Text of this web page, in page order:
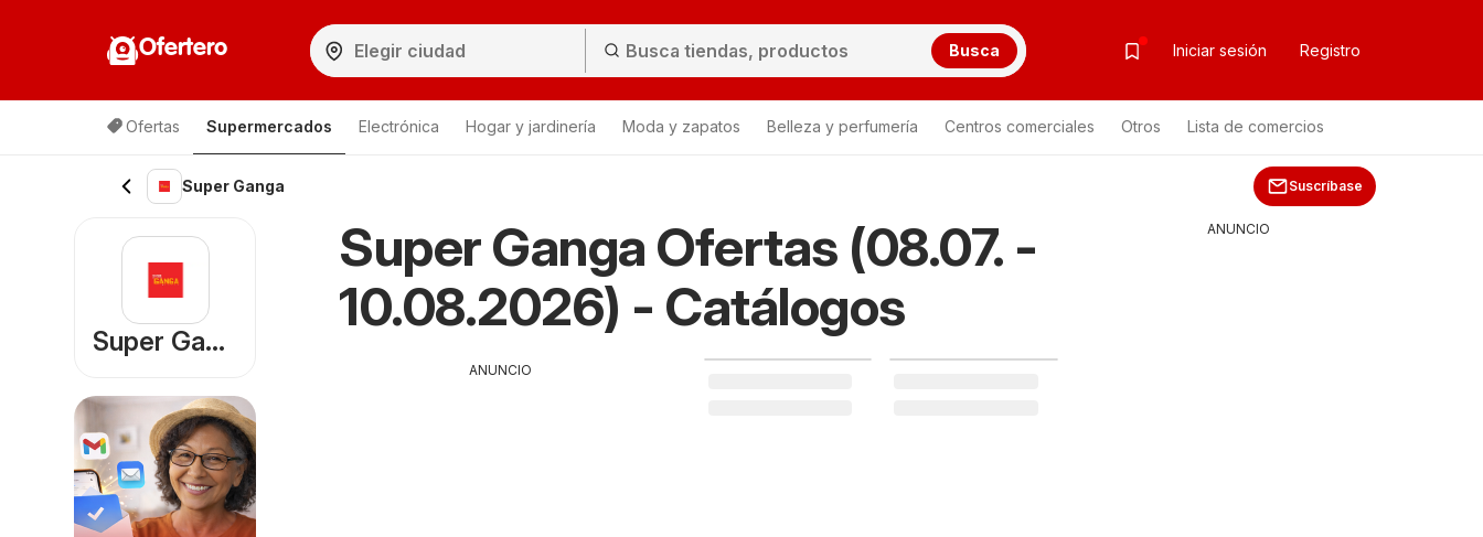
Ofertero Busca Iniciar sesión Registro
Ofertas Supermercados Electrónica Hogar y jardinería Moda y zapatos Belleza y perfumería Centros comerciales Otros Lista de comercios
Super Ganga Suscríbase
Super Ganga Ofertas (08.07. -
10.08.2026) - Catálogos
ANUNCIO
Super Ganga
ANUNCIO